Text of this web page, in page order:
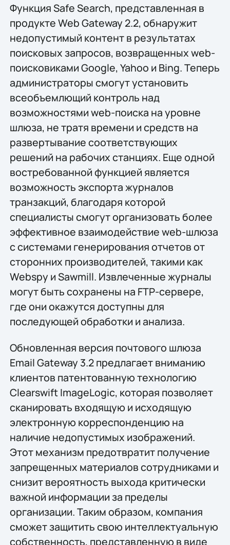
Функция Safe Search, представленная в
продукте Web Gateway 2.2, обнаружит
недопустимый контент в результатах
поисковых запросов, возвращенных web-
поисковиками Google, Yahoo и Bing. Теперь
администраторы смогут установить
всеобъемлющий контроль над
возможностями web-поиска на уровне
шлюза, не тратя времени и средств на
развертывание соответствующих
решений на рабочих станциях. Еще одной
востребованной функцией является
возможность экспорта журналов
транзакций, благодаря которой
специалисты смогут организовать более
эффективное взаимодействие web-шлюза
с системами генерирования отчетов от
сторонних производителей, такими как
Webspy и Sawmill. Извлеченные журналы
могут быть сохранены на FTP-сервере,
где они окажутся доступны для
последующей обработки и анализа.
Обновленная версия почтового шлюза
Email Gateway 3.2 предлагает вниманию
клиентов патентованную технологию
Clearswift ImageLogic, которая позволяет
сканировать входящую и исходящую
электронную корреспонденцию на
наличие недопустимых изображений.
Этот механизм предотвратит получение
запрещенных материалов сотрудниками и
снизит вероятность выхода критически
важной информации за пределы
организации. Таким образом, компания
сможет защитить свою интеллектуальную
собственность, представленную в виде